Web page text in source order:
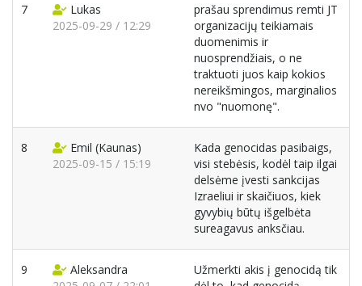
7
Lukas
2025-09-29 / 12:29
prašau sprendimus remti JT
organizacijų teikiamais
duomenimis ir
nuosprendžiais, o ne
traktuoti juos kaip kokios
nereikšmingos, marginalios
nvo "nuomonę".
8 Emil (Kaunas)
2025-09-15 / 15:19
Kada genocidas pasibaigs,
visi stebėsis, kodėl taip ilgai
delsėme įvesti sankcijas
Izraeliui ir skaičiuos, kiek
gyvybių būtų išgelbėta
sureagavus anksčiau.
9
Aleksandra
Užmerkti akis į genocidą tik